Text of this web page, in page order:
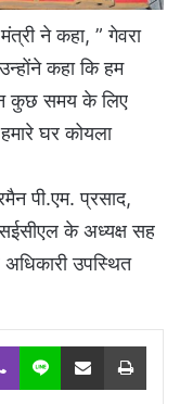
ने कहा, ” गेवरा
कहा कि हम
कुछ समय के लिए
घर कोयला
पी.एम. प्रसाद,
के अध्यक्ष सह
उपस्थित
Viber Line Share via Email Print